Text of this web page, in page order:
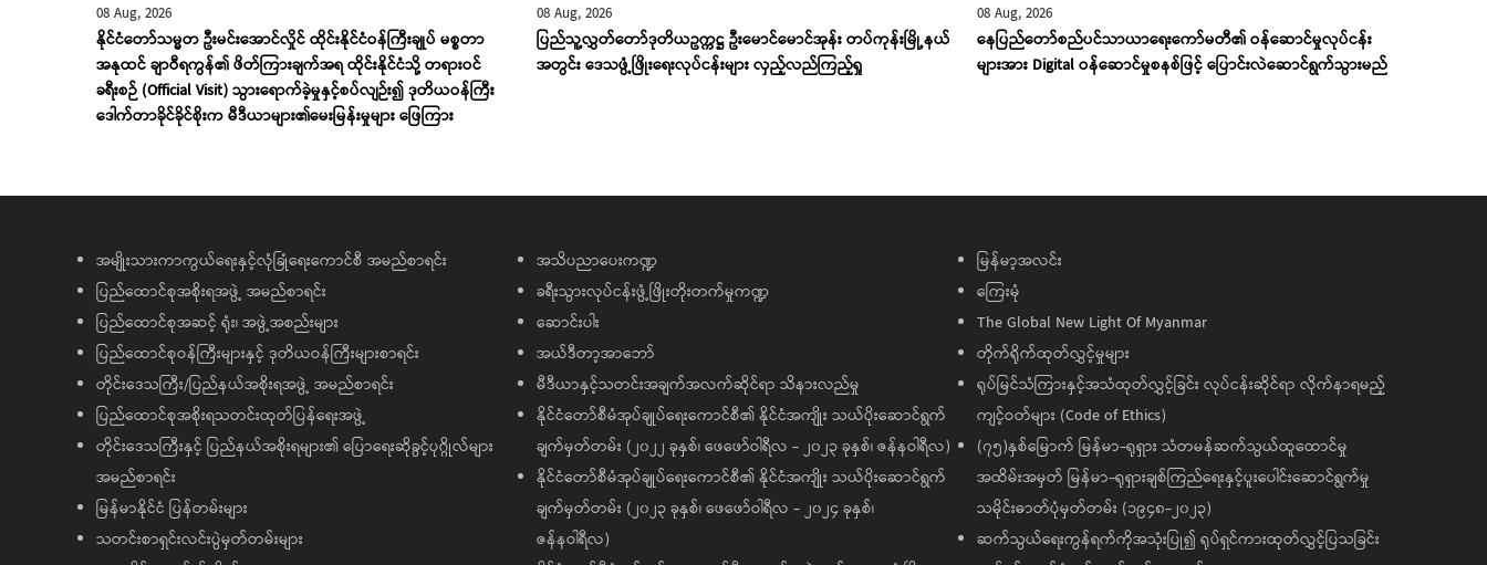
08 Aug, 2026
နိုင်ငံတော်သမ္မတ ဦးမင်းအောင်လှိုင် ထိုင်းနိုင်ငံဝန်ကြီးချုပ် မစ္စတာ
အနုထင် ချာဝီရကွန်၏ ဖိတ်ကြားချက်အရ ထိုင်းနိုင်ငံသို့ တရားဝင်
ခရီးစဉ် (Official Visit) သွားရောက်ခဲ့မှုနှင့်စပ်လျဉ်း၍ ဒုတိယဝန်ကြီး
ဒေါက်တာခိုင်ခိုင်စိုးက မီဒီယာများ၏မေးမြန်းမှုများ ဖြေကြား
08 Aug, 2026
ပြည်သူ့လွှတ်တော်ဒုတိယဥက္ကဋ္ဌ ဦးမောင်မောင်အုန်း တပ်ကုန်းမြို့နယ်
အတွင်း ဒေသဖွံ့ဖြိုးရေးလုပ်ငန်းများ လှည့်လည်ကြည့်ရှု
08 Aug, 2026
နေပြည်တော်စည်ပင်သာယာရေးကော်မတီ၏ ဝန်ဆောင်မှုလုပ်ငန်း
များအား Digital ဝန်ဆောင်မှုစနစ်ဖြင့် ပြောင်းလဲဆောင်ရွက်သွားမည်
အမျိုးသားကာကွယ်ရေးနှင့်လုံခြုံရေးကောင်စီ အမည်စာရင်း
ပြည်ထောင်စုအစိုးရအဖွဲ့ အမည်စာရင်း
ပြည်ထောင်စုအဆင့် ရုံး၊ အဖွဲ့အစည်းများ
ပြည်ထောင်စုဝန်ကြီးများနှင့် ဒုတိယဝန်ကြီးများစာရင်း
တိုင်းဒေသကြီး/ပြည်နယ်အစိုးရအဖွဲ့ အမည်စာရင်း
ပြည်ထောင်စုအစိုးရသတင်းထုတ်ပြန်ရေးအဖွဲ့
တိုင်းဒေသကြီးနှင့် ပြည်နယ်အစိုးရများ၏ ပြောရေးဆိုခွင့်ပုဂ္ဂိုလ်များ
အမည်စာရင်း
မြန်မာနိုင်ငံ ပြန်တမ်းများ
သတင်းစာရှင်းလင်းပွဲမှတ်တမ်းများ
အသိပညာပေးကဏ္ဍ
ခရီးသွားလုပ်ငန်းဖွံ့ဖြိုးတိုးတက်မှုကဏ္ဍ
ဆောင်းပါး
အယ်ဒီတာ့အာဘော်
မီဒီယာနှင့်သတင်းအချက်အလက်ဆိုင်ရာ သိနားလည်မှု
နိုင်ငံတော်စီမံအုပ်ချုပ်ရေးကောင်စီ၏ နိုင်ငံအကျိုး သယ်ပိုးဆောင်ရွက်
ချက်မှတ်တမ်း (၂၀၂၂ ခုနှစ်၊ ဖေဖော်ဝါရီလ - ၂၀၂၃ ခုနှစ်၊ ဇန်နဝါရီလ)
နိုင်ငံတော်စီမံအုပ်ချုပ်ရေးကောင်စီ၏ နိုင်ငံအကျိုး သယ်ပိုးဆောင်ရွက်
ချက်မှတ်တမ်း (၂၀၂၃ ခုနှစ်၊ ဖေဖော်ဝါရီလ - ၂၀၂၄ ခုနှစ်၊
ဇန်နဝါရီလ)
မြန်မာ့အလင်း
ကြေးမုံ
The Global New Light Of Myanmar
တိုက်ရိုက်ထုတ်လွှင့်မှုများ
ရုပ်မြင်သံကြားနှင့်အသံထုတ်လွှင့်ခြင်း လုပ်ငန်းဆိုင်ရာ လိုက်နာရမည့်
ကျင့်ဝတ်များ (Code of Ethics)
(၇၅)နှစ်မြောက် မြန်မာ-ရုရှား သံတမန်ဆက်သွယ်ထူထောင်မှု
အထိမ်းအမှတ် မြန်မာ-ရုရှားချစ်ကြည်ရေးနှင့်ပူးပေါင်းဆောင်ရွက်မှု
သမိုင်းဓာတ်ပုံမှတ်တမ်း (၁၉၄၈-၂၀၂၃)
ဆက်သွယ်ရေးကွန်ရက်ကိုအသုံးပြု၍ ရုပ်ရှင်ကားထုတ်လွှင့်ပြသခြင်း